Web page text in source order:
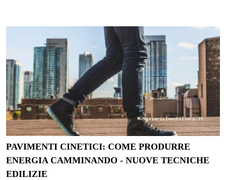
PAVIMENTI CINETICI: COME PRODURRE
ENERGIA CAMMINANDO - NUOVE TECNICHE
EDILIZIE